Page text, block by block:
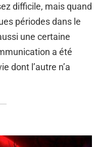
difficile, mais quand
périodes dans le
une certaine
a été
dont l’autre n’a